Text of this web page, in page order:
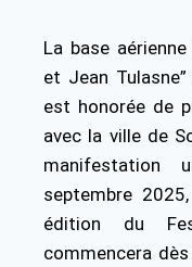
La base
et Jean
est honorée de
avec la ville de
manifestation
septembre
édition du
commencera